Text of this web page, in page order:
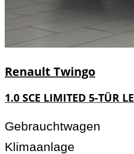
Renault Twingo
1.0 SCE LIMITED 5-TÜR
Gebrauchtwagen
Klimaanlage